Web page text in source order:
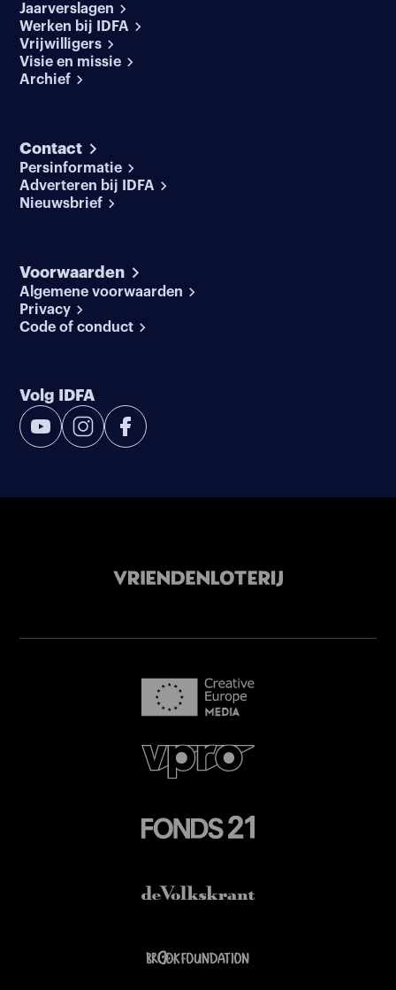
Jaarverslagen
Werken bij IDFA
Vrijwilligers
Visie en missie
Archief
Contact
Persinformatie
Adverteren bij IDFA
Nieuwsbrief
Voorwaarden
Algemene voorwaarden
Privacy
Code of conduct
Volg IDFA